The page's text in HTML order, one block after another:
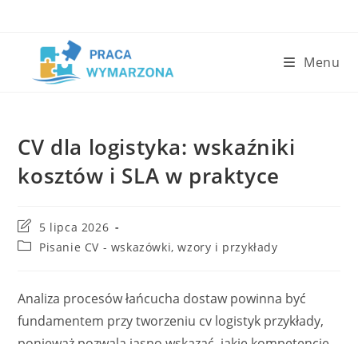
Menu
CV dla logistyka: wskaźniki
kosztów i SLA w praktyce
Post
last
modified:
5 lipca 2026
PostPisanie CV - wskazówki, wzory i przykłady
Analiza procesów łańcucha dostaw powinna być
fundamentem przy tworzeniu cv logistyk przykłady,